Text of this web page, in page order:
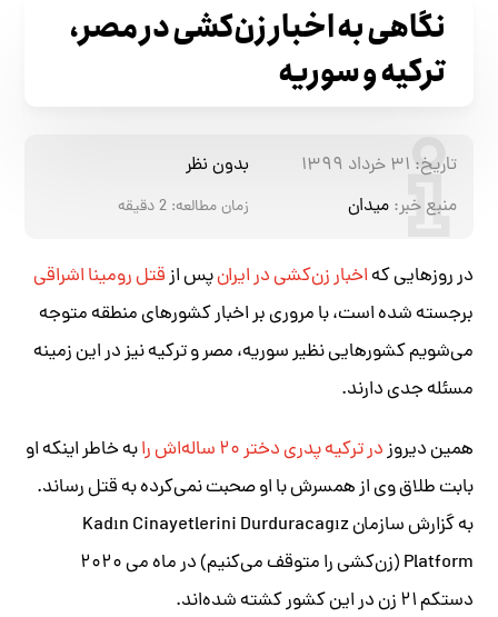
نگاهی به اخبار زن‌کشی در مصر،
ترکیه و سوریه
تاریخ: ۳۱ خرداد ۱۳۹۹
بدون نظر
منبع خبر: میدان زمان مطالعه: 2دقیقه
در روزهایی کهاخبار زن‌کشی در ایرانپس ازقتل رومینا اشراقی
برجسته شده است، با مروری بر اخبار کشورهای منطقه متوجه
می‌شویم کشورهایی نظیر سوریه، مصر و ترکیه نیز در این زمینه
مسئله جدی دارند.
همین دیروزدر ترکیه پدری دختر ۲۰ ساله‌اش را
به خاطر اینکه او
بابت طلاق وی از همسرش با او صحبت نمی‌کرده به قتل رساند.
به گزارش سازمان Kadın Cinayetlerini Durduracagız
Platform (زن‌کشی را متوقف می‌کنیم) در ماه می ۲۰۲۰
دستکم ۲۱ زن در این کشور کشته شده‌اند.